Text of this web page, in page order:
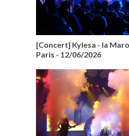
[Concert] Kylesa - la
Paris - 12/06/2026